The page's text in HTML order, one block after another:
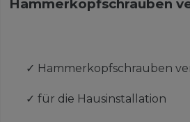
Hammerkopfschrauben
✓ Hammerkopfschrauben
✓ für die Hausinstallation